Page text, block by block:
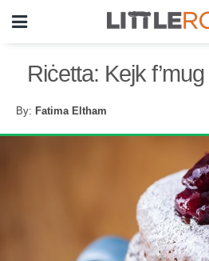
Riċetta: Kejk f’mug
By: Fatima Eltham